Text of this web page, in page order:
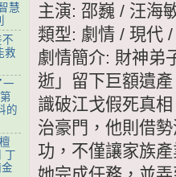
主演: 邵巍 / 汪海
類型: 劇情 / 現代
劇情簡介: 財神弟
逝」留下巨額遺
識破江戈假死真
治豪門，他則借
功，不僅讓家族
慧
救
一
的
丁